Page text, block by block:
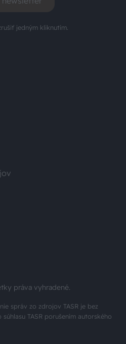
práva vyhradené.
správ zo zdrojov TASR je bez
TASR porušením autorského
jedným kliknutím.